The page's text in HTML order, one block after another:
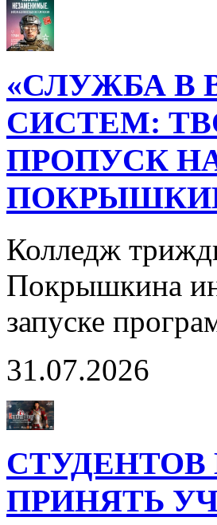
«СЛУЖБА В
СИСТЕМ:
ПРОПУСК
Колледж
Покрышкина
запуске
31.07.2026
ПРИНЯТЬ